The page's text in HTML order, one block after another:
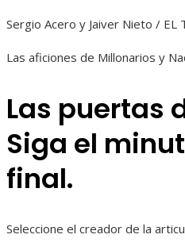
Sergio Acero y Jaiver Nieto / EL
Las aficiones de Millonarios y
Las puertas
Siga el
final.
Seleccione el creador de la